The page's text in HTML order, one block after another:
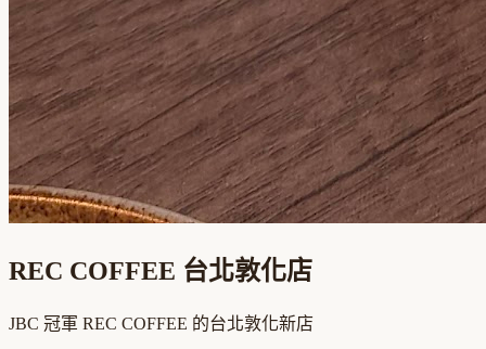
REC COFFEE 台北敦化店
JBC 冠軍 REC COFFEE 的台北敦化新店